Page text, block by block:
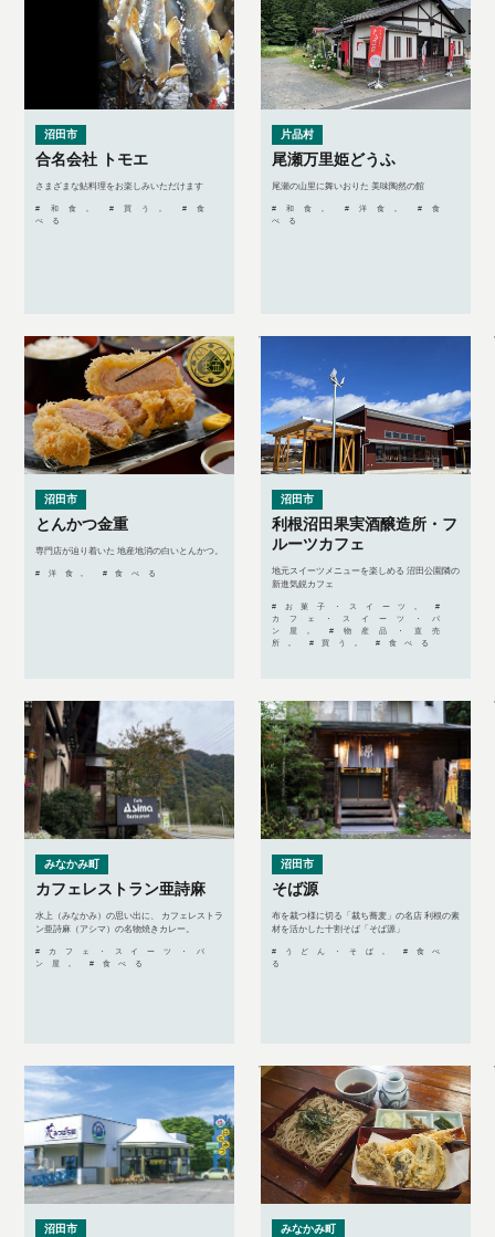
沼田市
合名会社 トモエ
さまざまな鮎料理をお楽しみいただけます
#和食, #買う, #食
べる
片品村
尾瀬万里姫どうふ
尾瀬の山里に舞いおりた 美味陶然の館
#和食, #洋食, #食
べる
沼田市
とんかつ金重
専門店が辿り着いた 地産地消の白いとんかつ。
#洋食, #食べる
沼田市
利根沼田果実酒醸造所・フ
ルーツカフェ
地元スイーツメニューを楽しめる 沼田公園隣の
新進気鋭カフェ
#お菓子・スイーツ, #
カフェ・スイーツ・パ
ン屋, #物産品・直売
所, #買う, #食べる
みなかみ町
カフェレストラン亜詩麻
水上（みなかみ）の思い出に、 カフェレストラ
ン亜詩麻（アシマ）の名物焼きカレー。
#カフェ・スイーツ・パ
ン屋, #食べる
沼田市
そば源
布を裁つ様に切る「裁ち蕎麦」の名店 利根の素
材を活かした十割そば「そば源」
#うどん・そば, #食べ
る
沼田市 みなかみ町